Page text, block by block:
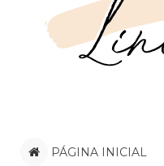
PÁGINA INICIAL